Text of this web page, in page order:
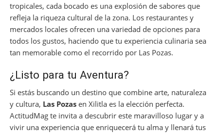
tropicales, cada bocado es una explosión de sabores que
refleja la riqueza cultural de la zona. Los restaurantes y
mercados locales ofrecen una variedad de opciones para
todos los gustos, haciendo que tu experiencia culinaria sea
tan memorable como el recorrido por Las Pozas.
¿Listo para tu Aventura?
Si estás buscando un destino que combine arte, naturaleza
y cultura, Las Pozas en Xilitla es la elección perfecta.
ActitudMag te invita a descubrir este maravilloso lugar y a
vivir una experiencia que enriquecerá tu alma y llenará tus